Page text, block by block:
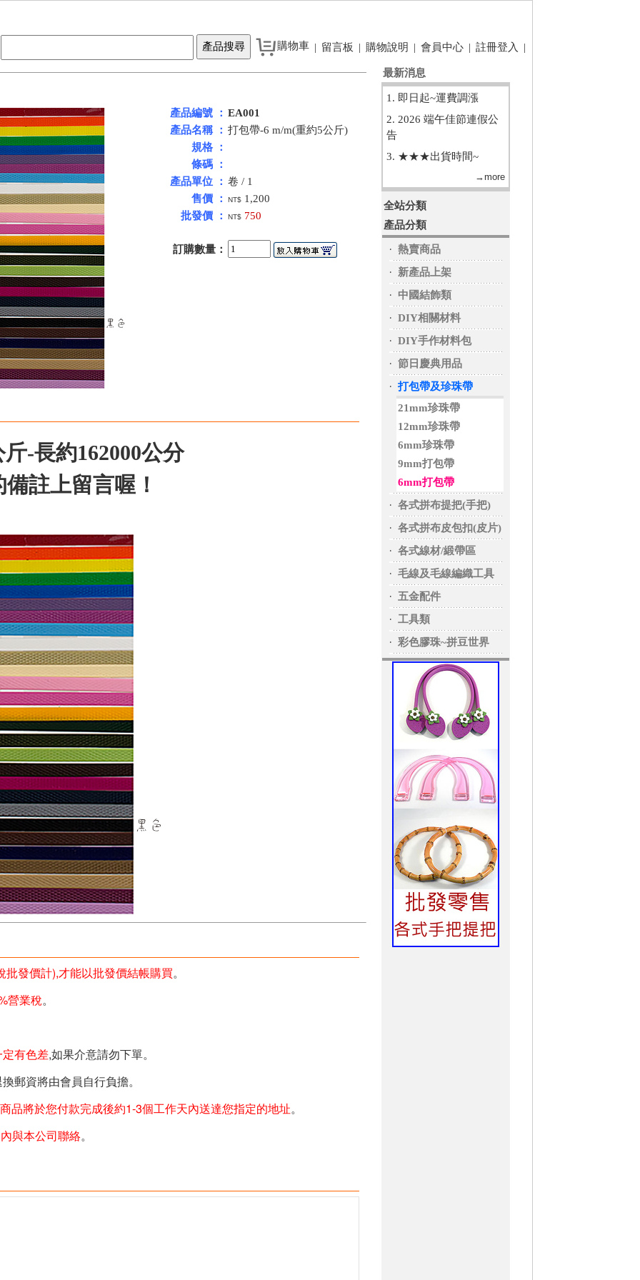
購物車 | 留言板 | 購物說明 | 會員中心 | 註冊登入 |
產品編號 ： EA001
產品名稱 ： 打包帶-6 m/m(重約5公斤)
規格 ：
條碼 ：
產品單位 ： 卷 / 1
售價 ：
NT$1,200
批發價 ：
NT$ 750
訂購數量：
-長約162000公分
註上留言喔！
批發價計),才能以批發價結帳購買。
營業稅。
定有色差,如果介意請勿下單。
郵資將由會員自行負擔。
商品將於您付款完成後約1-3個工作天內送達您指定的地址。
與本公司聯絡。
最新消息
1. 即日起~運費調漲
2. 2026 端午佳節連假公
告
3. ★★★出貨時間~
→more
全站分類
產品分類
‧ 熱賣商品
‧ 新產品上架
‧ 中國結飾類
‧ DIY相關材料
‧ DIY手作材料包
‧ 節日慶典用品
‧ 打包帶及珍珠帶
21mm珍珠帶
12mm珍珠帶
6mm珍珠帶
9mm打包帶
6mm打包帶
‧ 各式拼布提把(手把)
‧ 各式拼布皮包扣(皮片)
‧ 各式線材/緞帶區
‧ 毛線及毛線編織工具
‧ 五金配件
‧ 工具類
‧ 彩色膠珠~拼豆世界